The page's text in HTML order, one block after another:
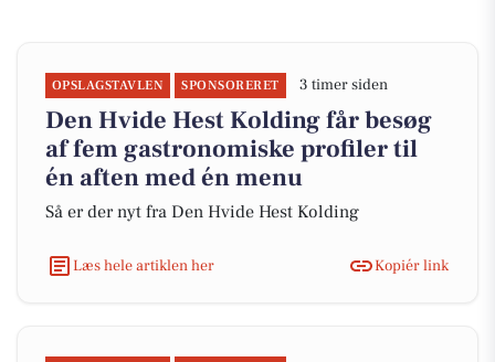
OPSLAGSTAVLEN SPONSORERET 3 timer siden
Den Hvide Hest Kolding får besøg
af fem gastronomiske profiler til
én aften med én menu
Så er der nyt fra Den Hvide Hest Kolding
Læs hele artiklen her Kopiér link